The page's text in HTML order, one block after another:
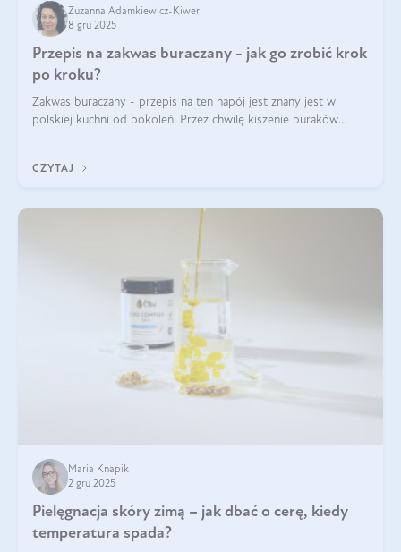
Zuzanna Adamkiewicz-Kiwer
8 gru 2025
Przepis na zakwas buraczany - jak go zrobić krok
po kroku?
Zakwas buraczany - przepis na ten napój jest znany jest w
polskiej kuchni od pokoleń. Przez chwilę kiszenie buraków
CZYTAJ
Maria Knapik
2 gru 2025
Pielęgnacja skóry zimą – jak dbać o cerę, kiedy
temperatura spada?